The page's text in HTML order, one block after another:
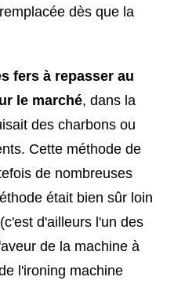
dès que la
fers à repasser au
le marché, dans la
des charbons ou
Cette méthode de
de nombreuses
était bien sûr loin
d'ailleurs l'un des
de la machine à
l'ironing machine